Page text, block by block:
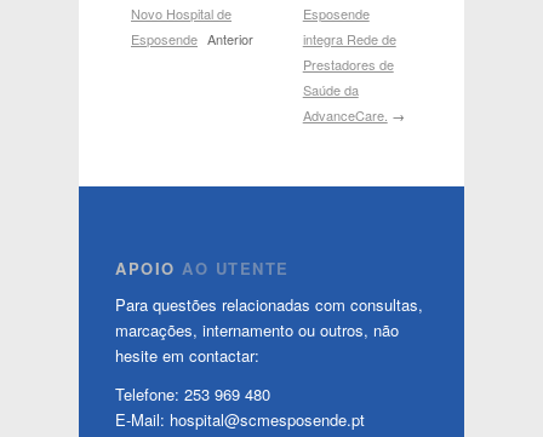
Novo Hospital de
Esposende Anterior
Esposende
integra Rede de
Prestadores de
Saúde da
AdvanceCare. →
APOIO AO UTENTE
Para questões relacionadas com consultas,
marcações, internamento ou outros, não
hesite em contactar:
Telefone: 253 969 480
E-Mail: hospital@scmesposende.pt